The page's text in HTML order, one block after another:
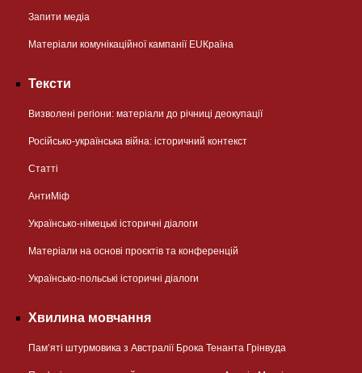
Запити медіа
Матеріали комунікаційної кампанії EUКраїна
Тексти
Визволені регіони: матеріали до річниці деокупації
Російсько-українська війна: історичний контекст
Статті
АнтиМіф
Українсько-німецькі історичні діалоги
Матеріали на основі проєктів та конференцій
Українсько-польські історичні діалоги
Хвилина мовчання
Пам’яті штурмовика з Австралії Брока Тенанта Грінвуда